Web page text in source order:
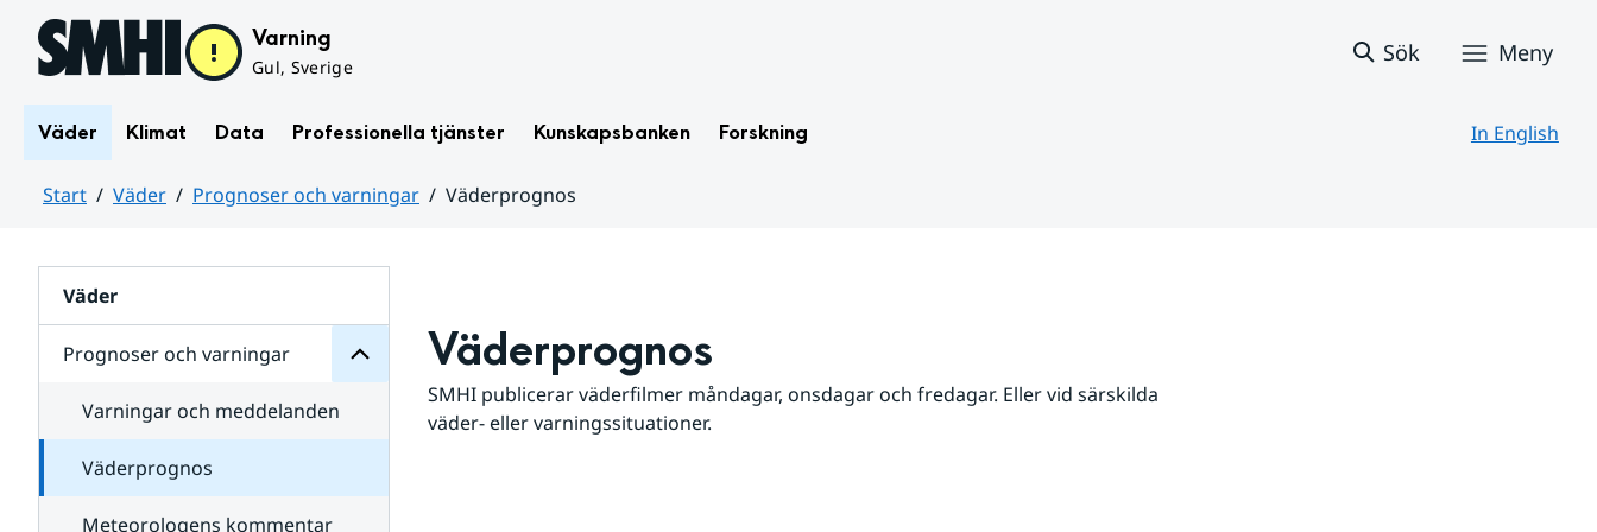
Hoppa till sidans innehåll Varning
Gul, Sverige
Sök Meny
Väder Klimat Data Professionella tjänster Kunskapsbanken Forskning In English
Start Väder Prognoser och varningar
Väderprognos
Väder
Prognoser och varningar
för
varningar
Varningar och meddelanden
Väderprognos
Meteorologens kommentar
Väderprognos
SMHI publicerar väderfilmer måndagar, onsdagar och fredagar. Eller vid särskilda
väder- eller varningssituationer.